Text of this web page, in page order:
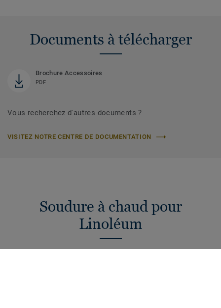
Documents à télécharger
Brochure Accessoires
PDF
Vous recherchez d'autres documents ?
VISITEZ NOTRE CENTRE DE DOCUMENTATION
Soudure à chaud pour
Linoléum